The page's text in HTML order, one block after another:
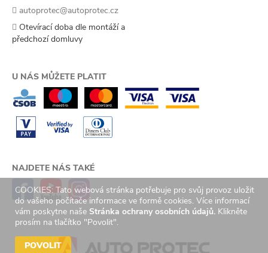
COOKIES: Tato webová stránka potřebuje pro svůj provoz uložit
do vašeho počítače informace ve formě cookies. Více informací
vám poskytne naše Stránka ochrany osobních údajů. Klikněte
prosím na tlačítko "Povolit".
POVOLIT
autoprotec@autoprotec.cz
Otevírací doba dle montáží a
předchozí domluvy
U NÁS MŮŽETE PLATIT
NAJDETE NÁS TAKÉ